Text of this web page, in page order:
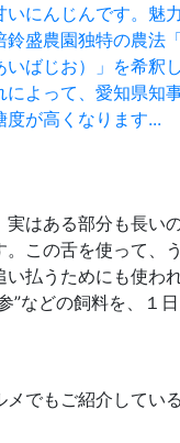
にんじんです。魅
盛農園独特の農法
ばじお）」を希釈
よって、愛知県知
が高くなります...
実はある部分も長
この舌を使って、
払うためにも使わ
”などの飼料を、１
でもご紹介してい